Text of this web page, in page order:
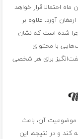
احتمالا قرار خواهد
آورد. علاوه بر
شده است که نشان
با محتوای
برای هر شخصی
موضوعیت آن، باعث
کند و در نتیجه، این